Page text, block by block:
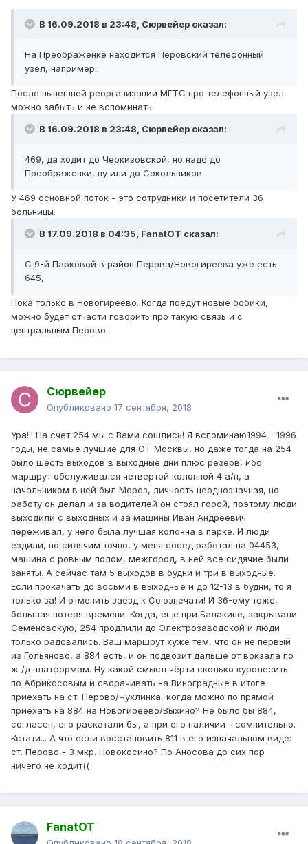
В 16.09.2018 в 23:48, Сюрвейер сказал:
На Преображенке находится Перовский телефонный
узел, например.
После нынешней реорганизации МГТС про телефонный узел
можно забыть и не вспоминать.
В 16.09.2018 в 23:48, Сюрвейер сказал:
469, да ходит до Черкизовской, но надо до
Преображенки, ну или до Сокольников.
У 469 основной поток - это сотрудники и посетители 36
больницы.
В 17.09.2018 в 04:35, FanatOT сказал:
С 9-й Парковой в район Перова/Новогиреева уже есть
645,
Пока только в Новогиреево. Когда поедут новые бобики,
можно будет отчасти говорить про такую связь и с
центральным Перово.
Сюрвейер
Опубликовано 17 сентября, 2018
Ура!!! На счет 254 мы с Вами сошлись! Я вспоминаю1994 - 1996
годы, не самые лучшие для ОТ Москвы, но даже тогда на 254
было шесть выходов в выходные дни плюс резерв, ибо
маршрут обслуживался четвертой колонной 4 а/п, а
начальником в ней был Мороз, личность неоднозначная, но
работу он делал и за водителей он стоял горой, поэтому люди
выходили с выходных и за машины Иван Андреевич
переживал, у него была лучшая колонна в парке. И люди
ездили, по сидячим точно, у меня сосед работал на 04453,
машина с ровным полом, межгород, в ней все сидячие были
заняты. А сейчас там 5 выходов в будни и три в выходные.
Если прокачать до восьми в выходные и до 12-13 в будни, то я
только за! И отменить заезд к Союзпечати! И 36-ому тоже,
большая потеря времени. Когда, еще при Балакине, закрывали
Семёновскую, 254 продлили до Электрозаводской и люди
только радовались. Ваш маршрут хуже тем, что он не первый
из Гольяново, а 884 есть, и он подвозит дальше от вокзала по
ж /д платформам. Ну какой смысл чёрти сколько куролесить
по Абрикосовым и сворачивать на Виноградные в итоге
приехать на ст. Перово/Чухлинка, когда можно по прямой
приехать на 884 на Новогиреево/Выхино? Не было бы 884,
согласен, его раскатали бы, а при его наличии - сомнительно.
Кстати... А что если восстановить 811 в его изначальном виде:
ст. Перово - 3 мкр. Новокосино? По Аносова до сих пор
ничего не ходит((
FanatOT